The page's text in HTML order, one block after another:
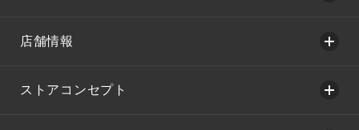
店舗情報
ストアコンセプト